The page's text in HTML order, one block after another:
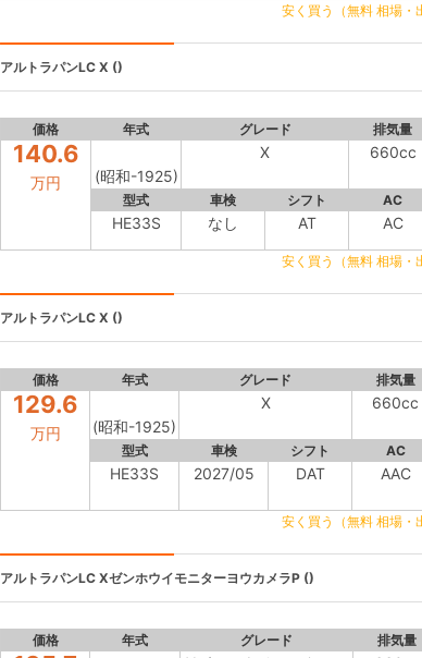
安く買う（無料 相場・
アルトラパンLC X ()
価格 年式 グレード 排気量
140.6
万円 (昭和-1925)
X 660cc
型式 車検 シフト AC
HE33S なし AT AC
安く買う（無料 相場・
アルトラパンLC X ()
価格 年式 グレード 排気量
129.6
万円 (昭和-1925)
X 660cc
型式 車検 シフト AC
HE33S 2027/05 DAT AAC
安く買う（無料 相場・
アルトラパンLC XゼンホウイモニターヨウカメラP ()
価格 年式 グレード 排気量